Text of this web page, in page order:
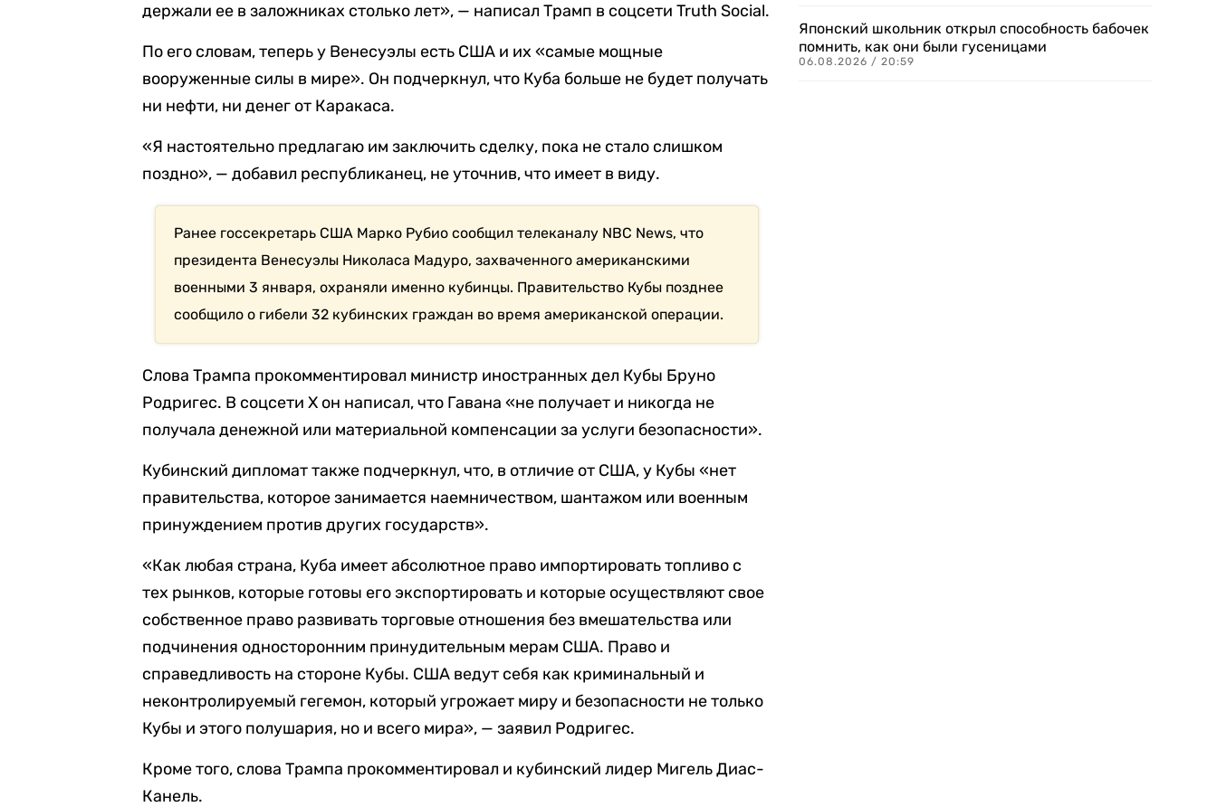
держали ее в заложниках столько лет», — написал Трамп в соцсети Truth Social.
По его словам, теперь у Венесуэлы есть США и их «самые мощные
вооруженные силы в мире». Он подчеркнул, что Куба больше не будет получать
ни нефти, ни денег от Каракаса.
«Я настоятельно предлагаю им заключить сделку, пока не стало слишком
поздно», — добавил республиканец, не уточнив, что имеет в виду.
Ранее госсекретарь США Марко Рубио сообщил телеканалу NBC News, что
президента Венесуэлы Николаса Мадуро, захваченного американскими
военными 3 января, охраняли именно кубинцы. Правительство Кубы позднее
сообщило о гибели 32 кубинских граждан во время американской операции.
Слова Трампа прокомментировал министр иностранных дел Кубы Бруно
Родригес. В соцсети X он написал, что Гавана «не получает и никогда не
получала денежной или материальной компенсации за услуги безопасности».
Кубинский дипломат также подчеркнул, что, в отличие от США, у Кубы «нет
правительства, которое занимается наемничеством, шантажом или военным
принуждением против других государств».
«Как любая страна, Куба имеет абсолютное право импортировать топливо с
тех рынков, которые готовы его экспортировать и которые осуществляют свое
собственное право развивать торговые отношения без вмешательства или
подчинения односторонним принудительным мерам США. Право и
справедливость на стороне Кубы. США ведут себя как криминальный и
неконтролируемый гегемон, который угрожает миру и безопасности не только
Кубы и этого полушария, но и всего мира», — заявил Родригес.
Кроме того, слова Трампа прокомментировал и кубинский лидер Мигель Диас-
Канель.
Японский школьник открыл способность бабочек
помнить, как они были гусеницами
06.08.2026 / 20:59